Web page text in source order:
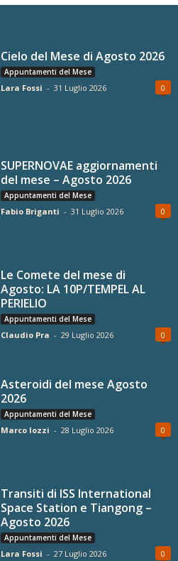
Cielo del Mese di Agosto 2026
Appuntamenti del Mese
Lara Fossi - 31 Luglio 2026 0
SUPERNOVAE aggiornamenti
del mese – Agosto 2026
Appuntamenti del Mese
Fabio Briganti - 31 Luglio 2026 0
Le Comete del mese di
Agosto: LA 10P/TEMPEL AL
PERIELIO
Appuntamenti del Mese
Claudio Pra - 29 Luglio 2026 0
Asteroidi del mese Agosto
2026
Appuntamenti del Mese
Marco Iozzi - 28 Luglio 2026 0
Transiti di ISS International
Space Station e Tiangong –
Agosto 2026
Appuntamenti del Mese
Lara Fossi - 27 Luglio 2026 0